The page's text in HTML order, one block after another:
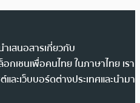
เสนอสารเกี่ยวกับ
กเชนเพื่อคนไทย ในภาษาไทย เรา
ละเว็บบอร์ดต่างประเทศและนำมา